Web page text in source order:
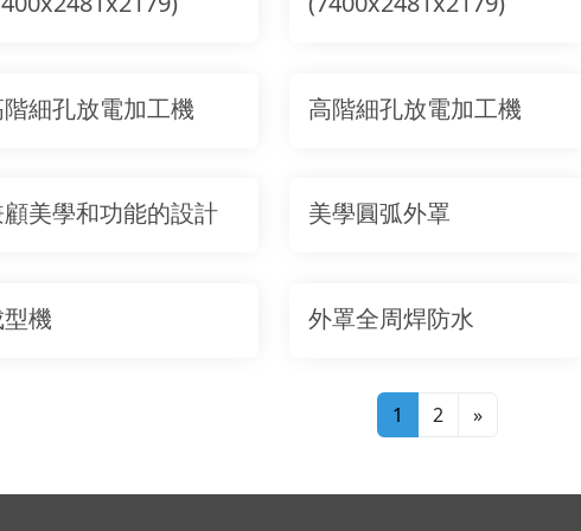
細孔放電加工機 高階細孔放電加工機
美學和功能的設計 美學圓弧外罩
機 外罩全周焊防水
1 2 »